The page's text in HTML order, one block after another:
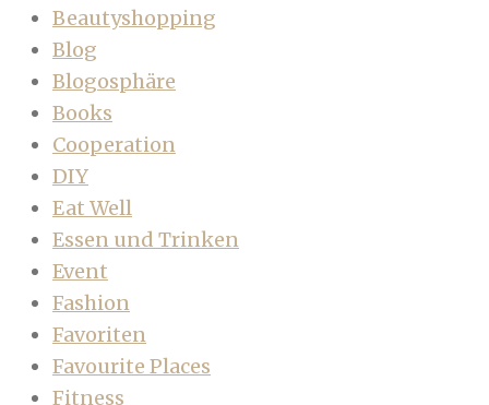
Beautyshopping
Blog
Blogosphäre
Books
Cooperation
DIY
Eat Well
Essen und Trinken
Event
Fashion
Favoriten
Favourite Places
Fitness